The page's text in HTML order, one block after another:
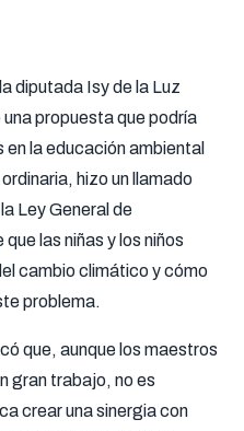
diputada Isy de la Luz
propuesta que podría
en la educación ambiental
hizo un llamado
Ley General de
las niñas y los niños
cambio climático y cómo
problema.
que, aunque los maestros
gran trabajo, no es
crear una sinergia con